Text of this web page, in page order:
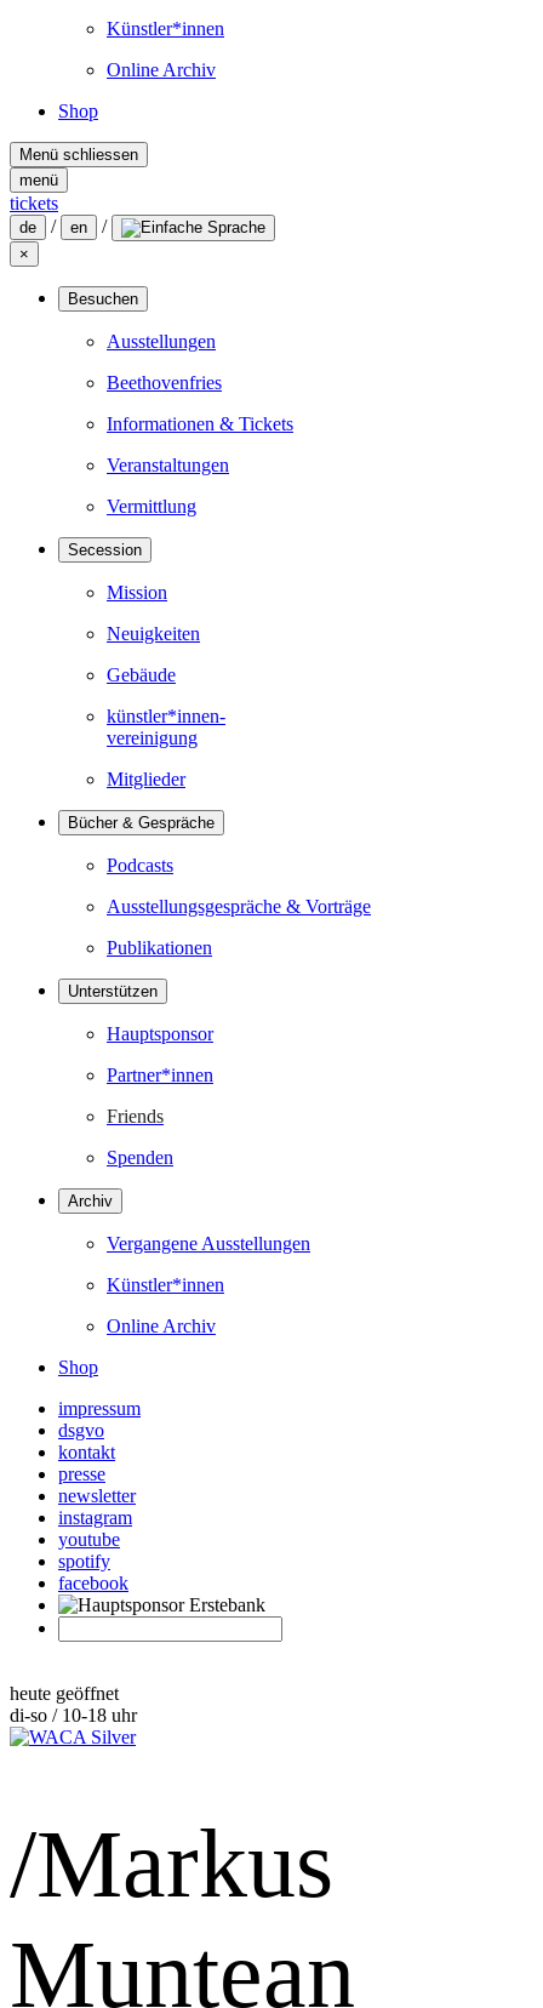
Künstler*innen
Online Archiv
Shop
Menü schliessen
menü
tickets
de / en /
×
Besuchen
Ausstellungen
Beethovenfries
Informationen & Tickets
Veranstaltungen
Vermittlung
Secession
Mission
Neuigkeiten
Gebäude
künstler*innen-
vereinigung
Mitglieder
Bücher & Gespräche
Podcasts
Ausstellungsgespräche & Vorträge
Publikationen
Unterstützen
Hauptsponsor
Partner*innen
Friends
Spenden
Archiv
Vergangene Ausstellungen
Künstler*innen
Online Archiv
Shop
impressum
dsgvo
kontakt
presse
newsletter
instagram
youtube
spotify
facebook
heute geöffnet
di-so / 10-18 uhr
/Markus
Muntean